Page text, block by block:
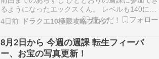
るようになったエックスくん。 レベルも140に達
し、少しずつ成長しています。 エックスくんの冒
険 第9回前回までのあらすじ 前回は万魔の塔、バ
トルロード、異界の闘技場に挑戦。 […]
4日前 ドラクエ10極限攻略ブログ
8月2日から 今週の週課 転生フィーバ
ー、お宝の写真更新！